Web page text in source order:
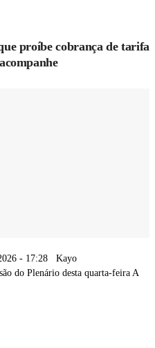
proíbe cobrança de tarifa
- 17:28 Kayo
do Plenário desta quarta-feira A